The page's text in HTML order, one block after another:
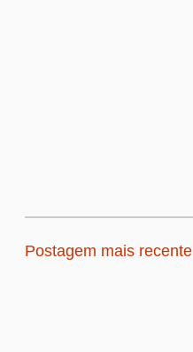
Postagem mais recente